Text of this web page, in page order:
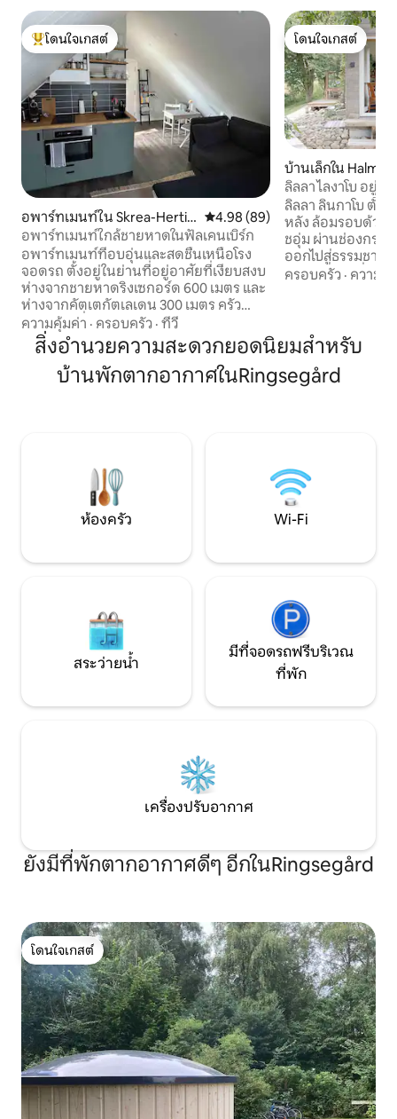
โดนใจเกสต์ที่สุด
โดนใจเกสต์
อพาร์ทเมนท์ใน Skrea-Hertin
g-Hjortsberg
คะแนนเฉลี่ย 4.98 จาก 5, 89 รีวิว
4.98 (89)
อพาร์ทเมนท์ใกล้ชายหาดในฟัลเคนเบิร์ก
อพาร์ทเมนท์ที่อบอุ่นและสดชื่นเหนือโรง
จอดรถ ตั้งอยู่ในย่านที่อยู่อาศัยที่เงียบสงบ
ห่างจากชายหาดริงเซกอร์ด 600 เมตร และ
ห่างจากคัตเตกัตเลเดน 300 เมตร ครัว
ขนาดเล็กที่มีอุปกรณ์ครบครันพร้อมเตา
อบ/ไมโครเวฟ ตู้เย็น เครื่องชงกาแฟ รวมถึง
แคปซูลจำนวนจำกัด ห้องน้ำ/ฝักบัวอาบน้ำ
โซฟาเบดพร้อมที่นอนเสริมเพื่อความสบาย
ในการนอนหลับ จัดเป็นเตียงคู่ 1 หลัง หรือ
Skrea beach, Vallarna, Gekås
ความคุ้มค่า · ครอบครัว · ทีวี
โดนใจเกสต์
โดนใจเกสต์
บ้านเล็กใน
ลิลลา ไลงาโบ อยู่ท่
ทะเลและฮัลมสตัด
ลิลลา ลินกาโบ ตั้
หลัง ล้อมรอบด้วย
ชอุ่ม ผ่านช่องกระ
ออกไปสู่ธรรมชาติ
ครัว ในฐานะที่เป็น
ที่สุดเพียง 2 กม. ห่
ห่างจากใจกลางฮั
กม. คุณจะพบกับเ
เวอร์ดัลซึ่งมีเนิน
ครอบครัว · ความคุ้
สิ่งอำนวยความสะดวกยอดนิยมสำหรับ
บ้านพักตากอากาศในRingsegård
ห้องครัว Wi-Fi
สระว่ายน้ำ
มีที่จอดรถฟรีบริเวณ
ที่พัก
เครื่องปรับอากาศ
ยังมีที่พักตากอากาศดีๆ อีกในRingsegård
โดนใจเกสต์
โดนใจเกสต์